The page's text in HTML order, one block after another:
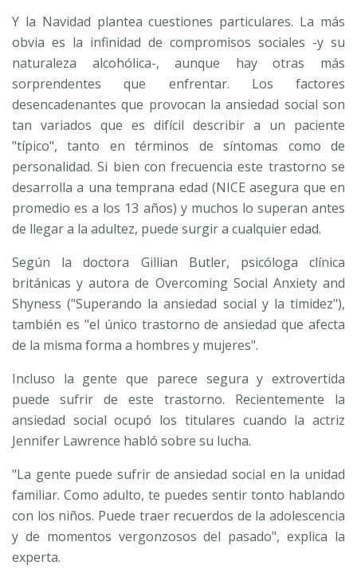
Y la Navidad plantea cuestiones particulares. La más
obvia es la infinidad de compromisos sociales -y su
naturaleza alcohólica-, aunque hay otras más
sorprendentes que enfrentar. Los factores
desencadenantes que provocan la ansiedad social son
tan variados que es difícil describir a un paciente
"típico", tanto en términos de síntomas como de
personalidad. Si bien con frecuencia este trastorno se
desarrolla a una temprana edad (NICE asegura que en
promedio es a los 13 años) y muchos lo superan antes
de llegar a la adultez, puede surgir a cualquier edad.
Según la doctora Gillian Butler, psicóloga clínica
británicas y autora de Overcoming Social Anxiety and
Shyness ("Superando la ansiedad social y la timidez"),
también es "el único trastorno de ansiedad que afecta
de la misma forma a hombres y mujeres".
Incluso la gente que parece segura y extrovertida
puede sufrir de este trastorno. Recientemente la
ansiedad social ocupó los titulares cuando la actriz
Jennifer Lawrence habló sobre su lucha.
"La gente puede sufrir de ansiedad social en la unidad
familiar. Como adulto, te puedes sentir tonto hablando
con los niños. Puede traer recuerdos de la adolescencia
y de momentos vergonzosos del pasado", explica la
experta.